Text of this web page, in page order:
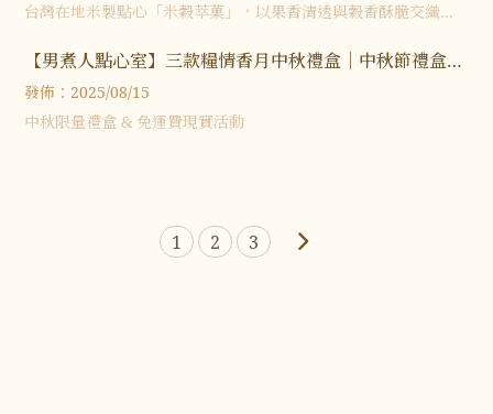
台灣在地米製點心「米穀萃菓」，以果香清透與穀香酥脆交織出
真實風味與祝福，送禮自用皆宜。
【男煮人點心室】三款糧情香月中秋禮盒｜中秋節禮盒｜
中秋禮盒推薦｜台北團購零食｜土城團購零食
發佈：2025/08/15
中秋限量禮盒 & 免運費現實活動
1 2 3